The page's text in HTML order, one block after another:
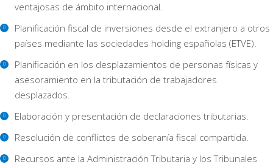
ventajosas de ámbito internacional.
Planificación fiscal de inversiones desde el extranjero a otros
países mediante las sociedades holding españolas (ETVE).
Planificación en los desplazamientos de personas físicas y
asesoramiento en la tributación de trabajadores
desplazados.
Elaboración y presentación de declaraciones tributarias.
Resolución de conflictos de soberanía fiscal compartida.
Recursos ante la Administración Tributaria y los Tribunales